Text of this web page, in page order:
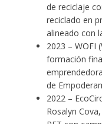
de reciclaje
reciclado en
alineado con
2023 – WOFI
formación
de
2022 –
Rosalyn